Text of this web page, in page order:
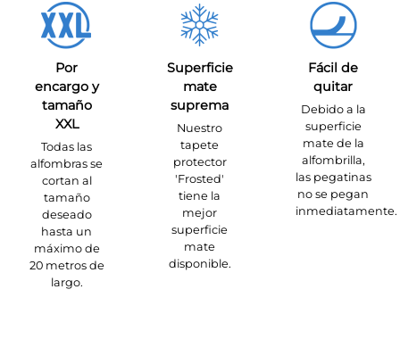
Por
encargo y
tamaño
XXL
Todas las
alfombras se
cortan al
tamaño
deseado
hasta un
máximo de
20 metros de
largo.
Superficie
mate
suprema
Nuestro
tapete
protector
'Frosted'
tiene la
mejor
superficie
mate
disponible.
Fácil de
quitar
Debido a la
superficie
mate de la
alfombrilla,
las pegatinas
no se pegan
inmediatamente.